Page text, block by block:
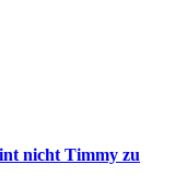
nicht Timmy zu